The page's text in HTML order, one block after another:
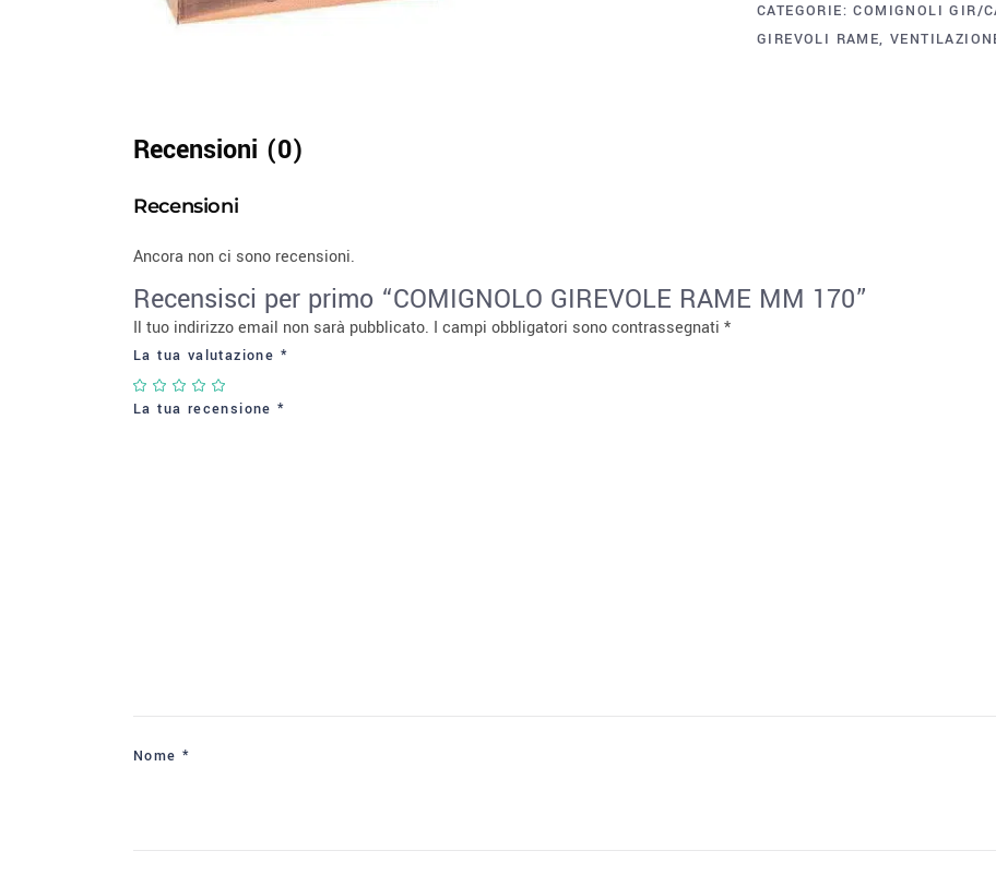
CATEGORIE:COMIGNOLI GIR/
GIREVOLI RAME,
Recensioni (0)
Recensioni
Ancora non ci sono recensioni.
Recensisci per primo “COMIGNOLO GIREVOLE RAME MM 170”
Il tuo indirizzo email non sarà pubblicato. I campi obbligatori sono contrassegnati *
La tua valutazione *
La tua recensione*
Nome *